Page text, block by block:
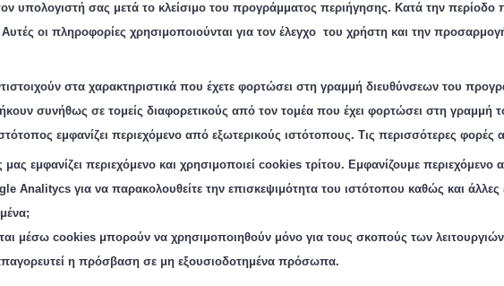
υπολογιστή σας μετά το κλείσιμο του προγράμματος περιήγησης. Κατά την περίοδο
οι πληροφορίες χρησιμοποιούνται για τον έλεγχο του χρήστη και την
στα χαρακτηριστικά που έχετε φορτώσει στη γραμμή διευθύνσεων του
συνήθως σε τομείς διαφορετικούς από τον τομέα που έχει φορτώσει στη
εμφανίζει περιεχόμενο από εξωτερικούς ιστότοπους. Τις περισσότερες φορές
εμφανίζει περιεχόμενο και χρησιμοποιεί cookies τρίτου. Εμφανίζουμε
Analitycs για να παρακολουθείτε την επισκεψιμότητα του ιστότοπου καθώς και άλλες
μέσω cookies μπορούν να χρησιμοποιηθούν μόνο για τους σκοπούς των
η πρόσβαση σε μη εξουσιοδοτημένα πρόσωπα.